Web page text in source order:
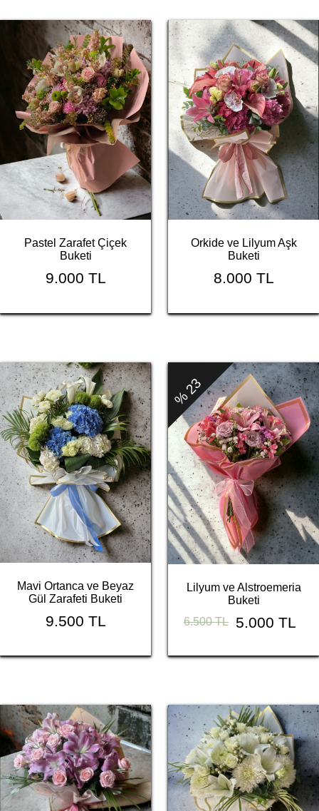
Pastel Zarafet Çiçek
Buketi
9.000 TL
Orkide ve Lilyum Aşk
Buketi
8.000 TL
Mavi Ortanca ve Beyaz
Gül Zarafeti Buketi
9.500 TL
% 23
Lilyum ve Alstroemeria
Buketi
6.500 TL
5.000 TL